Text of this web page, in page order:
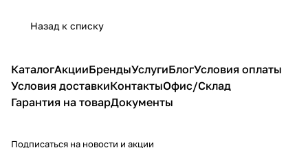
Назад к списку
КаталогАкцииБрендыУслугиБлогУсловия оплаты
Условия доставкиКонтактыОфис/Склад
Гарантия на товарДокументы
Подписаться на новости и акции